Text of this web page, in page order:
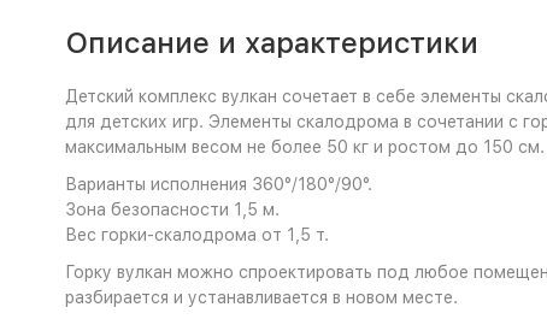
Описание и характеристики
Детский комплекс вулкан сочетает в себе элементы
для детских игр. Элементы скалодрома в сочетании с
максимальным весом не более 50 кг и ростом до 150
Варианты исполнения 360°/180°/90°.
Зона безопасности 1,5 м.
Вес горки-скалодрома от 1,5 т.
Горку вулкан можно спроектировать под любое
разбирается и устанавливается в новом месте.